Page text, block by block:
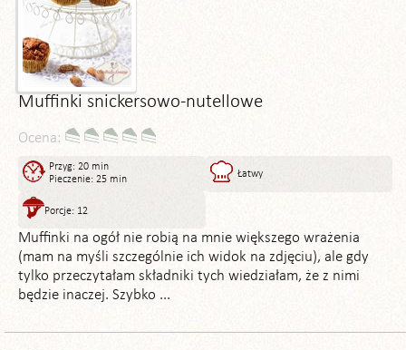
Muffinki snickersowo-nutellowe
Ocena:
Przyg: 20 min
Pieczenie: 25 min
Łatwy
Porcje: 12
Muffinki na ogół nie robią na mnie większego wrażenia
(mam na myśli szczególnie ich widok na zdjęciu), ale gdy
tylko przeczytałam składniki tych wiedziałam, że z nimi
będzie inaczej. Szybko ...